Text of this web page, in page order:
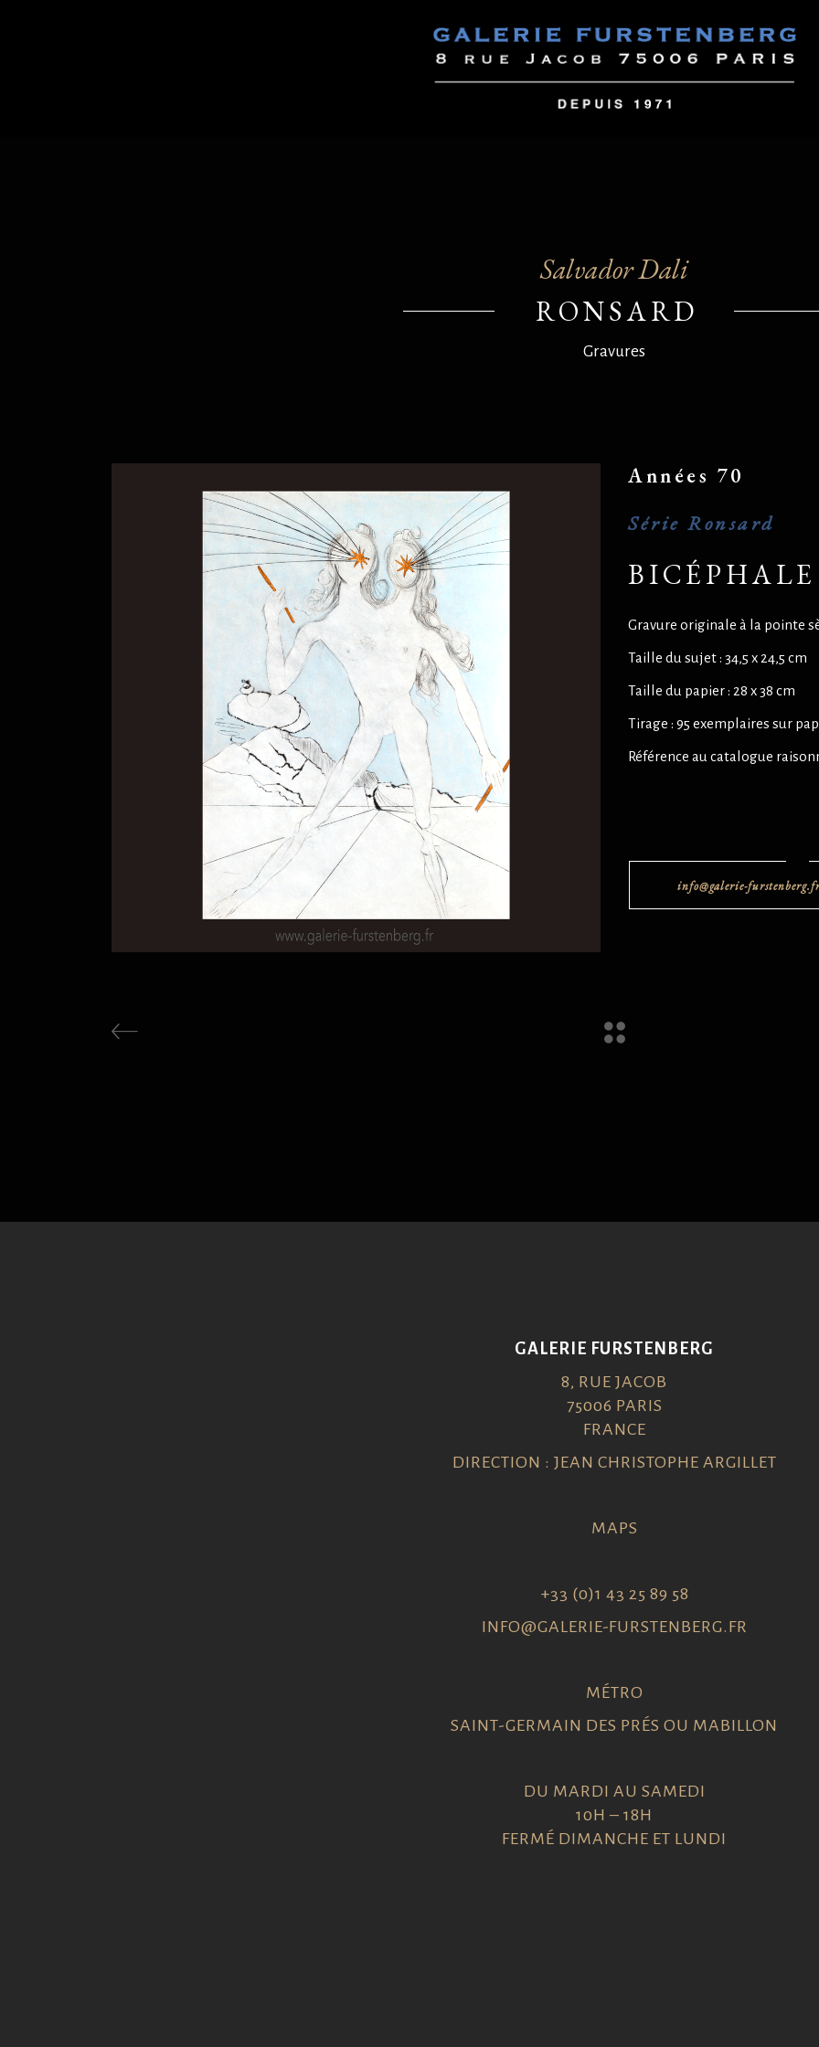
Salvador Dali
RONSARD
Gravures
Années 70
Série Ronsard
BICÉPHALE
Gravure originale à la pointe
Taille du sujet : 34,5 x 24,5 cm
Taille du papier : 28 x 38 cm
Tirage : 95 exemplaires sur
Référence au catalogue
info@galerie-
GALERIE FURSTENBERG
8, RUE JACOB
75006 PARIS
FRANCE
DIRECTION : JEAN CHRISTOPHE ARGILLET
MAPS
+33 (0)1 43 25 89 58
INFO@GALERIE-FURSTENBERG.FR
MÉTRO
SAINT-GERMAIN DES PRÉS OU MABILLON
DU MARDI AU SAMEDI
10H – 18H
FERMÉ DIMANCHE ET LUNDI